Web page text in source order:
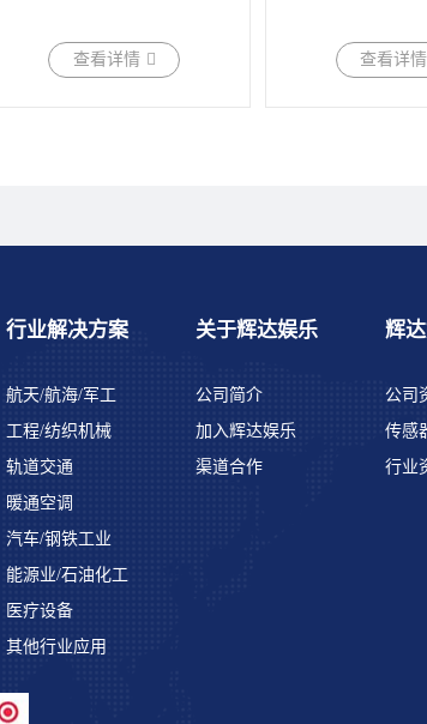
查看详情 查看详情
行业解决方案
航天/航海/军工
工程/纺织机械
轨道交通
暖通空调
汽车/钢铁工业
能源业/石油化工
医疗设备
其他行业应用
关于辉达娱乐
公司简介
加入辉达娱乐
渠道合作
辉
公司
传感
行业